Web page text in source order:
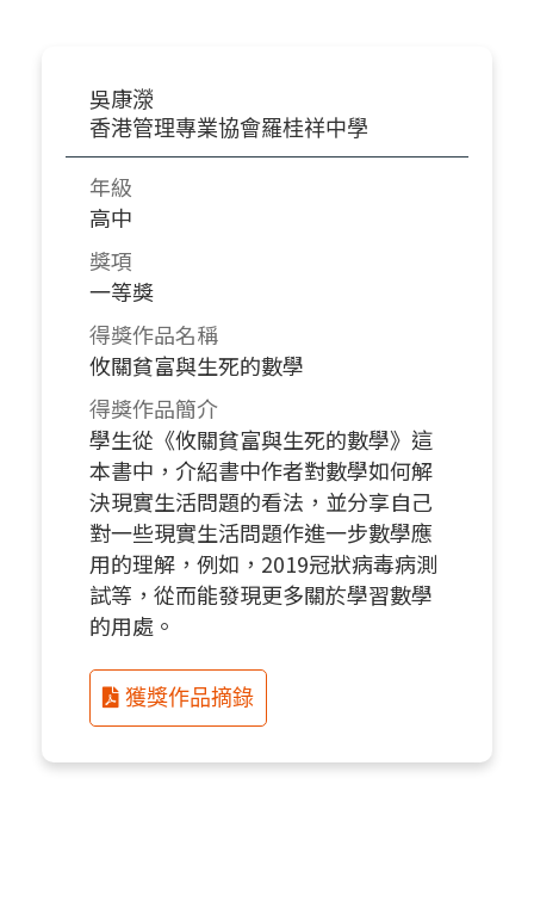
吳康濴
香港管理專業協會羅桂祥中學
年級
高中
獎項
一等獎
得獎作品名稱
攸關貧富與生死的數學
得獎作品簡介
學生從《攸關貧富與生死的數學》這
本書中，介紹書中作者對數學如何解
決現實生活問題的看法，並分享自己
對一些現實生活問題作進一步數學應
用的理解，例如，2019冠狀病毒病測
試等，從而能發現更多關於學習數學
的用處。
獲獎作品摘錄